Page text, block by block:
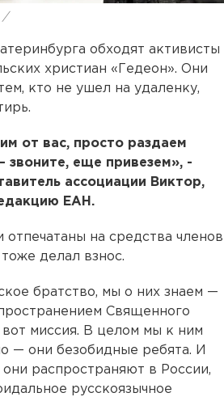
/
обходят активисты
христиан «Гедеон». Они
кто не ушел на удаленку,
от вас, просто раздаем
звоните, еще привезем», -
ассоциации Виктор,
ЕАН.
отпечатаны на средства членов
делал взнос.
братство, мы о них знаем —
Священного
вот миссия. В целом мы к ним
— они безобидные ребята. И
распространяют в России,
русскоязычное